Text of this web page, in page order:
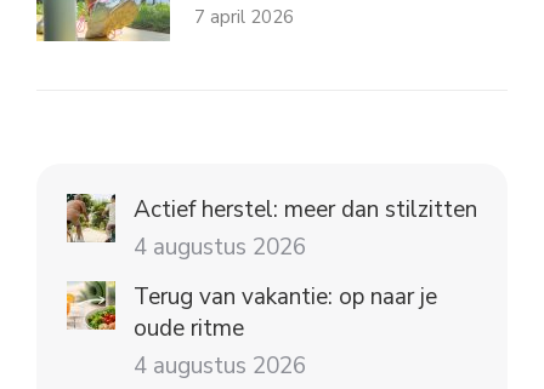
7 april 2026
Actief herstel: meer dan stilzitten
4 augustus 2026
Terug van vakantie: op naar je
oude ritme
4 augustus 2026